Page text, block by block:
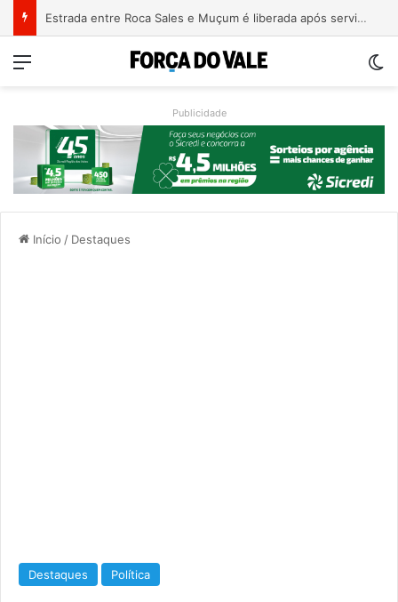
Estrada entre Roca Sales e Muçum é liberada após serviços de manutenção
Menu
Publicidade
Início / Destaques
Destaques Política